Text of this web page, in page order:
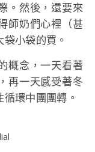
。然後，還要來
師奶們心裡（甚
小袋的買。
概念，一天看著
再一天感受著冬
環中團團轉。